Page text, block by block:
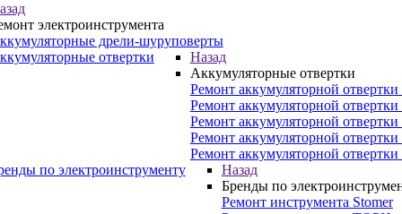
электроинструмента
дрели-шуруповерты
отвертки
Назад
Аккумуляторные отвертки
Ремонт аккумуляторной
Ремонт аккумуляторной отвертки
Ремонт аккумуляторной отвертки
Ремонт аккумуляторной отвертки
Ремонт аккумуляторной отвертки
по электроинструменту
Назад
Бренды по
Ремонт инструмента Stomer